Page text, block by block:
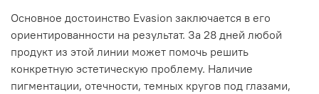
Основное достоинство Evasion заключается в его
ориентированности на результат. За 28 дней любой
продукт из этой линии может помочь решить
конкретную эстетическую проблему. Наличие
пигментации, отечности, темных кругов под глазами,